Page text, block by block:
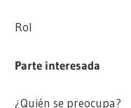
Rol
Parte interesada
¿Quién se preocupa?